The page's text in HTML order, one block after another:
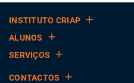
INSTITUTO CRIAP
ALUNOS
SERVIÇOS
CONTACTOS